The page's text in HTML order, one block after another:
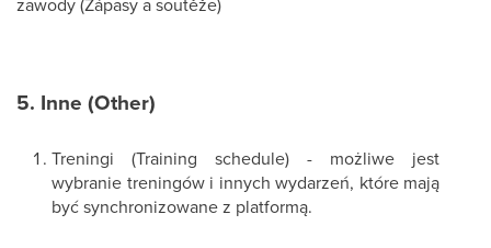
5. Inne (Other)
Treningi (Training schedule) - możliwe jest
wybranie treningów i innych wydarzeń, które mają
być synchronizowane z platformą.